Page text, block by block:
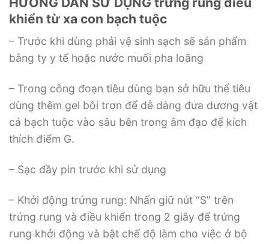
khiển từ xa con bạch tuộc
– Trước khi dùng phải vệ sinh sạch sẽ sản phẩm
bằng ty y tế hoặc nước muối pha loãng
– Trong công đoạn tiêu dùng bạn sở hữu thể tiêu
dùng thêm gel bôi trơn để dễ dàng đưa dương vật
cá bạch tuộc vào sâu bên trong âm đạo để kích
thích điểm G.
– Sạc đầy pin trước khi sử dụng
– Khởi động trứng rung: Nhấn giữ nút “S” trên
trứng rung và điều khiển trong 2 giây để trứng
rung khởi động và bật chế độ làm cho việc ở bộ